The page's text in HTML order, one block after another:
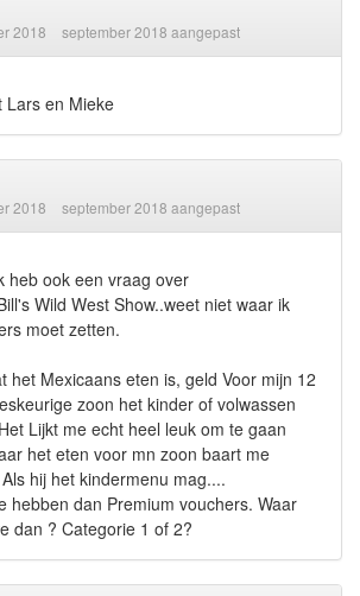
2018 september 2018 aangepast
Lars en Mieke
2018 september 2018 aangepast
heb ook een vraag over
Wild West Show..weet niet waar ik
moet zetten.
het Mexicaans eten is, geld Voor mijn 12
zoon het kinder of volwassen
Lijkt me echt heel leuk om te gaan
het eten voor mn zoon baart me
hij het kindermenu mag....
hebben dan Premium vouchers. Waar
dan ? Categorie 1 of 2?